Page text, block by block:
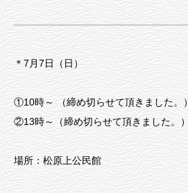
＊7月7日（日）
①10時～ （締め切らせて頂きました。）
②13時～（締め切らせて頂きました。）
場所：松原上公民館